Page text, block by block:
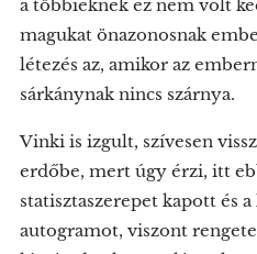
a többieknek ez nem volt
magukat önazonosnak
létezés az, amikor az
sárkánynak nincs szárnya.
Vinki is izgult, szívesen
erdőbe, mert úgy érzi, itt
statisztaszerepet kapott és
autogramot, viszont